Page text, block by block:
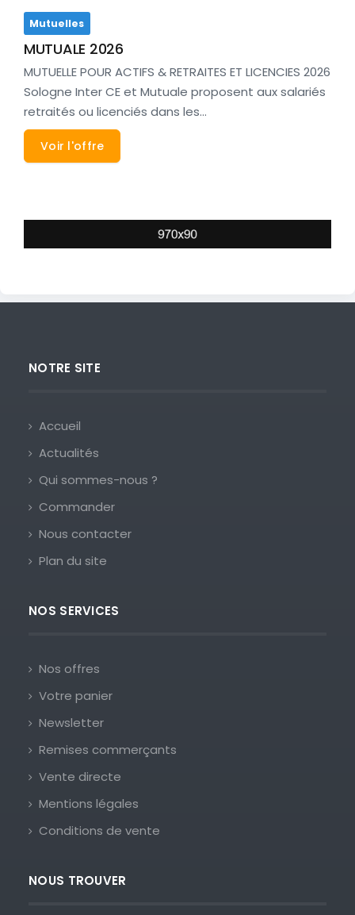
Mutuelles
MUTUALE 2026
MUTUELLE POUR ACTIFS & RETRAITES ET LICENCIES 2026
Sologne Inter CE et Mutuale proposent aux salariés
retraités ou licenciés dans les…
Voir l'offre
NOTRE SITE
Accueil
Actualités
Qui sommes-nous ?
Commander
Nous contacter
Plan du site
NOS SERVICES
Nos offres
Votre panier
Newsletter
Remises commerçants
Vente directe
Mentions légales
Conditions de vente
NOUS TROUVER